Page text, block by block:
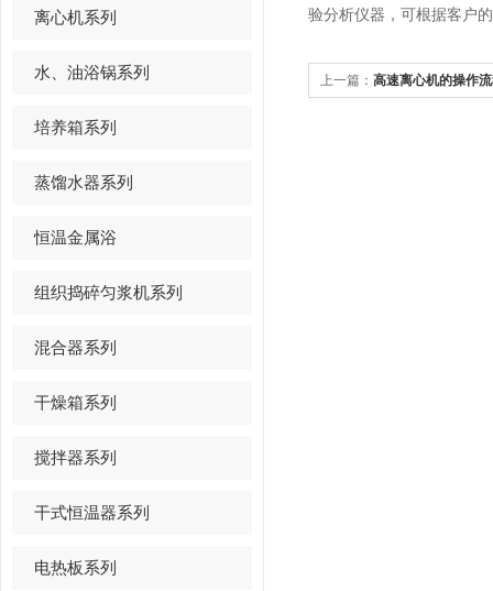
离心机系列
水、油浴锅系列
培养箱系列
蒸馏水器系列
恒温金属浴
组织捣碎匀浆机系列
混合器系列
干燥箱系列
搅拌器系列
干式恒温器系列
电热板系列
验分析仪器，可根据客户
上一篇： 高速离心机的操作